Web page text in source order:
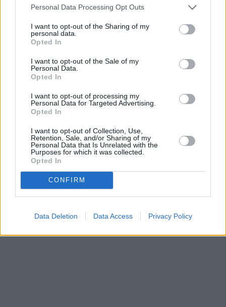
Personal Data Processing Opt Outs
I want to opt-out of the Sharing of my
personal data.
Opted In
I want to opt-out of the Sale of my
Personal Data.
Opted In
I want to opt-out of processing my
Personal Data for Targeted Advertising.
Opted In
I want to opt-out of Collection, Use,
Retention, Sale, and/or Sharing of my
Personal Data that Is Unrelated with the
Purposes for which it was collected.
Opted In
CONFIRM
Data Deletion Data Access Privacy Policy
producto. “San Juan” espera embotellar este producto con
la marca Supremo, con la que participará en los más
prestigiosos concursos del mundo. La lluvia de premios
del año pasado también trajo una enorme felicidad a sus
protagonistas, al igual que los contratos de exportación y
el valor añadido que se logró en las operaciones de venta.
se obtiene compensa el esfuerzo. Los agricultores pierden
mucho rendimiento graso, aunque la empresa compensa la
un valor fijo de la aceituna. El fruto llega verde y sano y
eso se nota en el aceite, que huele de una manera especial.
Traerá mucha felicidad y orgullo aceitunero.